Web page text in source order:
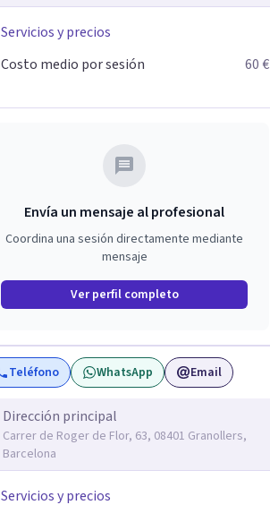
Servicios y precios
Costo medio por sesión
60 €
Envía un mensaje al profesional
Coordina una sesión directamente mediante
mensaje
Ver perfil completo
Teléfono WhatsApp Email
Dirección principal
Carrer de Roger de Flor, 63, 08401 Granollers,
Barcelona
Servicios y precios